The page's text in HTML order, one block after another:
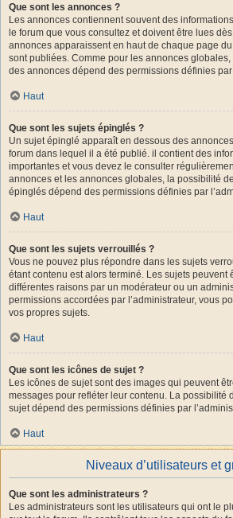
Que sont les annonces ?
Les annonces contiennent souvent des
le forum que vous consultez et doivent être lues
annonces apparaissent en haut de chaque page
sont publiées. Comme pour les annonces
des annonces dépend des permissions définies par
Haut
Que sont les sujets épinglés ?
Un sujet épinglé apparaît en dessous des
forum dans lequel il a été publié. il contient des
importantes et vous devez le consulter
annonces et les annonces globales, la possibilité
épinglés dépend des permissions définies par
Haut
Que sont les sujets verrouillés ?
Vous ne pouvez plus répondre dans les sujets
étant contenu est alors terminé. Les sujets peuvent
différentes raisons par un modérateur ou un
permissions accordées par l’administrateur, vous
vos propres sujets.
Haut
Que sont les icônes de sujet ?
Les icônes de sujet sont des images qui peuvent
messages pour refléter leur contenu. La possibilité
sujet dépend des permissions définies par
Haut
Niveaux d’utilisateurs et
Que sont les administrateurs ?
Les administrateurs sont les utilisateurs qui ont le